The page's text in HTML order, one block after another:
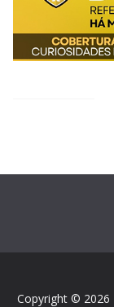
Copyright © 2026